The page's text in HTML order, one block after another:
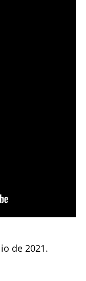
de 2021.